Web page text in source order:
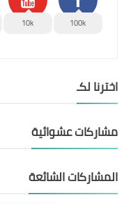
100k
10k
اخترنا لكـ
مشاركات عشوائية
المشاركات الشائعة